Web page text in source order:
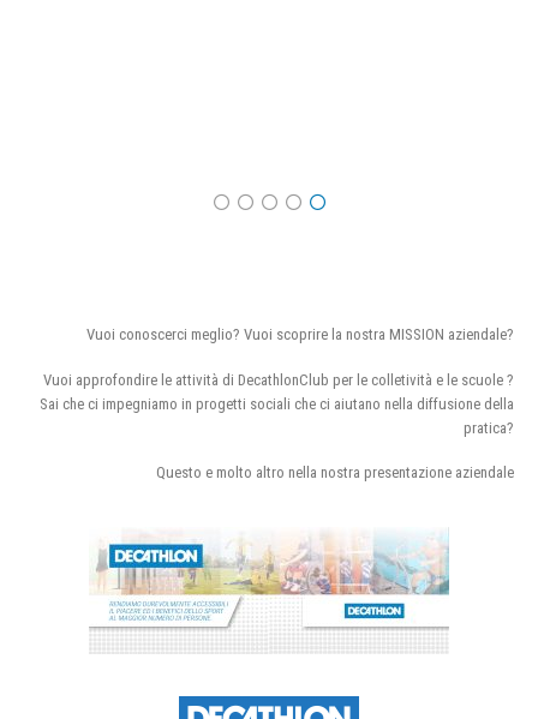
Vuoi conoscerci meglio? Vuoi scoprire la nostra MISSION aziendale?
Vuoi approfondire le attività di DecathlonClub per le colletività e le scuole ?
Sai che ci impegniamo in progetti sociali che ci aiutano nella diffusione della
pratica?
Questo e molto altro nella nostra presentazione aziendale